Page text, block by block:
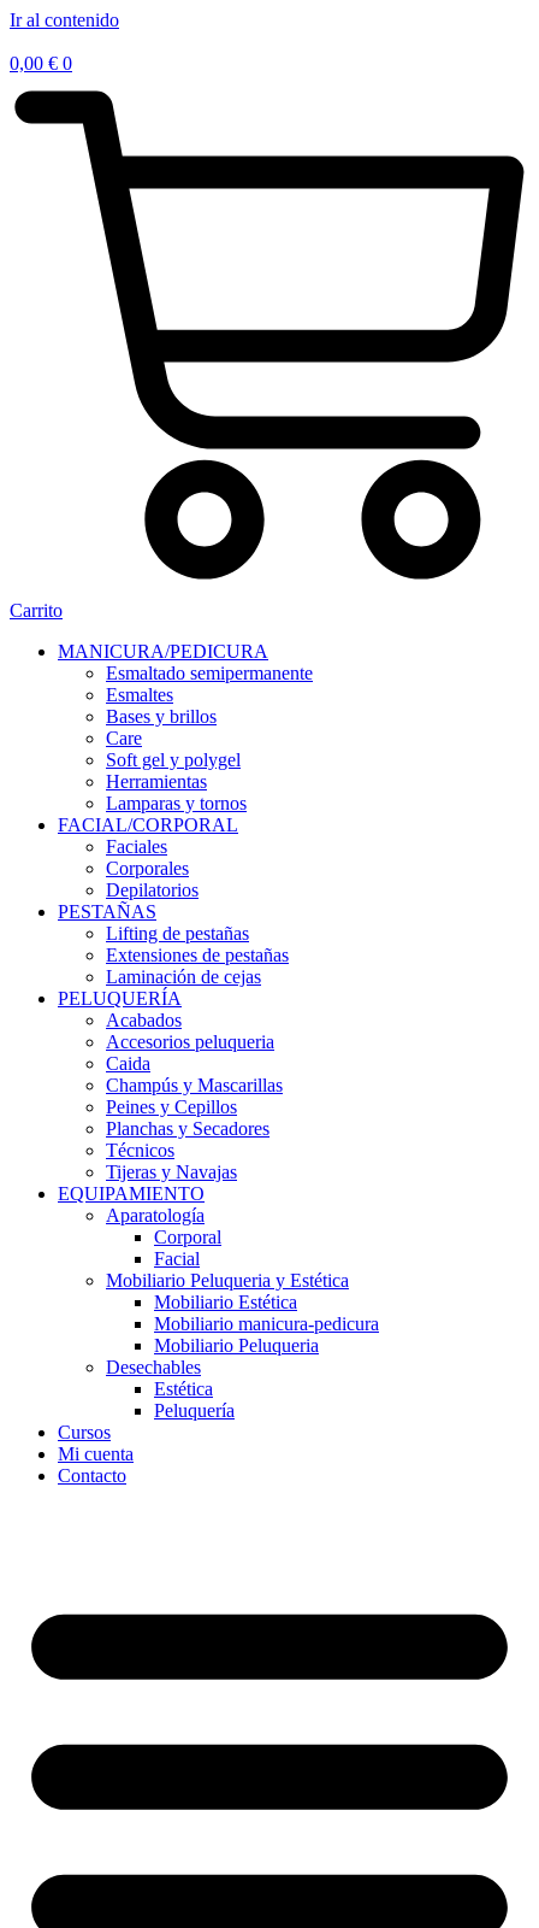
Ir al contenido
0,00 € 0
Carrito
MANICURA/PEDICURA
Esmaltado semipermanente
Esmaltes
Bases y brillos
Care
Soft gel y polygel
Herramientas
Lamparas y tornos
FACIAL/CORPORAL
Faciales
Corporales
Depilatorios
PESTAÑAS
Lifting de pestañas
Extensiones de pestañas
Laminación de cejas
PELUQUERÍA
Acabados
Accesorios peluqueria
Caida
Champús y Mascarillas
Peines y Cepillos
Planchas y Secadores
Técnicos
Tijeras y Navajas
EQUIPAMIENTO
Aparatología
Corporal
Facial
Mobiliario Peluqueria y Estética
Mobiliario Estética
Mobiliario manicura-pedicura
Mobiliario Peluqueria
Desechables
Estética
Peluquería
Cursos
Mi cuenta
Contacto